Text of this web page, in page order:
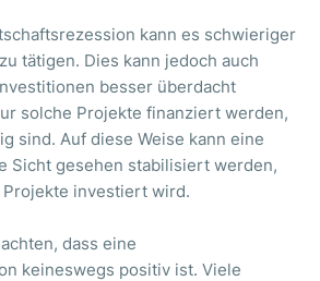
kann es schwieriger
tätigen. Dies kann jedoch auch
besser überdacht
solche Projekte finanziert werden,
sind. Auf diese Weise kann eine
Sicht gesehen stabilisiert werden,
investiert wird.
dass eine
keineswegs positiv ist. Viele